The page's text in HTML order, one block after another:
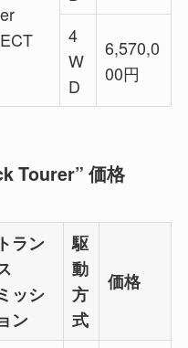
er
ECT
4
W
D
6,570,0
00円
Tourer” 価格
トラン
ミッシ
ョン
駆
動
方
式
価格